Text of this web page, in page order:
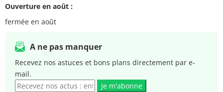
Ouverture en août :
fermée en août
A ne pas manquer
Recevez nos astuces et bons plans directement par e-
mail.
Je m'abonne